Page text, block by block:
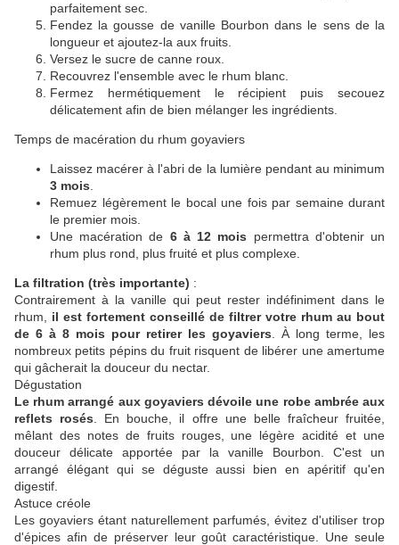
parfaitement sec.
Fendez la gousse de vanille Bourbon dans le sens de la
longueur et ajoutez-la aux fruits.
Versez le sucre de canne roux.
Recouvrez l'ensemble avec le rhum blanc.
Fermez hermétiquement le récipient puis secouez
délicatement afin de bien mélanger les ingrédients.
Temps de macération du rhum goyaviers
Laissez macérer à l'abri de la lumière pendant au minimum
3 mois
Remuez légèrement le bocal une fois par semaine durant
le premier mois.
Une macération de 6 à 12 mois permettra d'obtenir un
rhum plus rond, plus fruité et plus complexe.
La filtration (très importante) :
Contrairement à la vanille qui peut rester indéfiniment dans le
rhum, il est fortement conseillé de filtrer votre rhum au bout
de 6 à 8 mois pour retirer les goyaviers . À long terme, les
nombreux petits pépins du fruit risquent de libérer une amertume
qui gâcherait la douceur du nectar.
Dégustation
Le rhum arrangé aux goyaviers dévoile une robe ambrée aux
reflets rosés . En bouche, il offre une belle fraîcheur fruitée,
mêlant des notes de fruits rouges, une légère acidité et une
douceur délicate apportée par la vanille Bourbon. C'est un
arrangé élégant qui se déguste aussi bien en apéritif qu'en
digestif.
Astuce créole
Les goyaviers étant naturellement parfumés, évitez d'utiliser trop
d'épices afin de préserver leur goût caractéristique. Une seule